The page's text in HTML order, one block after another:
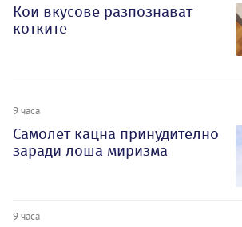
Кои вкусове разпознават
котките
9 часа
Самолет кацна принудително
заради лоша миризма
9 часа